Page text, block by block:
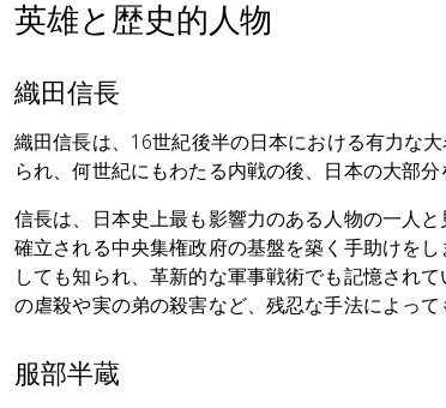
英雄と歴史的人物
織田信長
織田信長は、16世紀後半の日本における有力な
られ、何世紀にもわたる内戦の後、日本の大部分
信長は、日本史上最も影響力のある人物の一人
確立される中央集権政府の基盤を築く手助けを
しても知られ、革新的な軍事戦術でも記憶され
の虐殺や実の弟の殺害など、残忍な手法によって
服部半蔵